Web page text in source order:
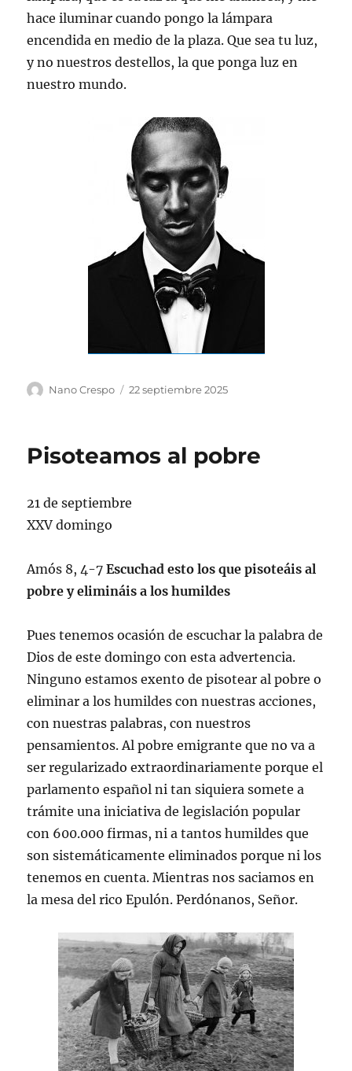
hace iluminar cuando pongo la lámpara
encendida en medio de la plaza. Que sea tu luz,
y no nuestros destellos, la que ponga luz en
nuestro mundo.
Autor
Nano Crespo
Publicado
22 septiembre 2025
Pisoteamos al pobre
21 de septiembre
XXV domingo
Amós 8, 4-7Escuchad esto los que pisoteáis al
pobre y elimináis a los humildes
Pues tenemos ocasión de escuchar la palabra de
Dios de este domingo con esta advertencia.
Ninguno estamos exento de pisotear al pobre o
eliminar a los humildes con nuestras acciones,
con nuestras palabras, con nuestros
pensamientos. Al pobre emigrante que no va a
ser regularizado extraordinariamente porque el
parlamento español ni tan siquiera somete a
trámite una iniciativa de legislación popular
con 600.000 firmas, ni a tantos humildes que
son sistemáticamente eliminados porque ni los
tenemos en cuenta. Mientras nos saciamos en
la mesa del rico Epulón. Perdónanos, Señor.